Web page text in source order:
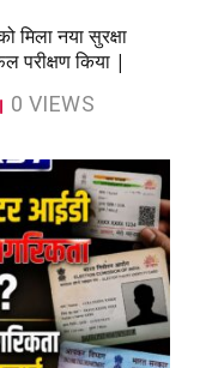
नया सुरक्षा
परीक्षण किया |
0 VIEWS